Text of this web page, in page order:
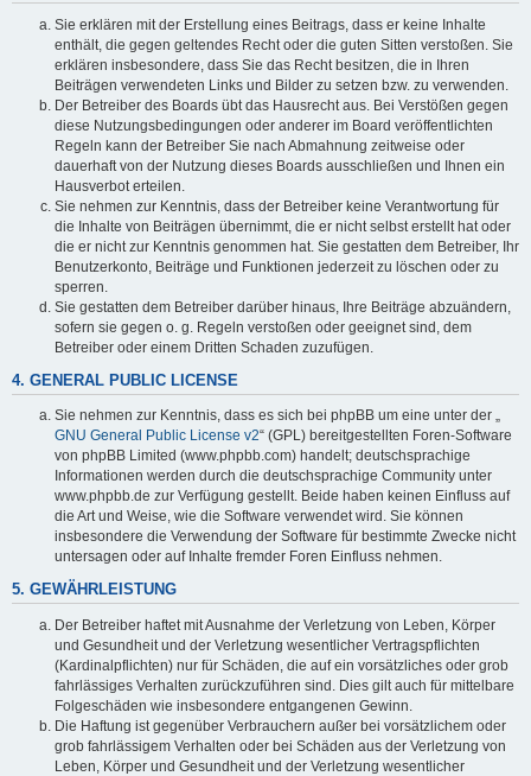
Sie erklären mit der Erstellung eines Beitrags, dass er keine Inhalte
enthält, die gegen geltendes Recht oder die guten Sitten verstoßen. Sie
erklären insbesondere, dass Sie das Recht besitzen, die in Ihren
Beiträgen verwendeten Links und Bilder zu setzen bzw. zu verwenden.
Der Betreiber des Boards übt das Hausrecht aus. Bei Verstößen gegen
diese Nutzungsbedingungen oder anderer im Board veröffentlichten
Regeln kann der Betreiber Sie nach Abmahnung zeitweise oder
dauerhaft von der Nutzung dieses Boards ausschließen und Ihnen ein
Hausverbot erteilen.
Sie nehmen zur Kenntnis, dass der Betreiber keine Verantwortung für
die Inhalte von Beiträgen übernimmt, die er nicht selbst erstellt hat oder
die er nicht zur Kenntnis genommen hat. Sie gestatten dem Betreiber, Ihr
Benutzerkonto, Beiträge und Funktionen jederzeit zu löschen oder zu
sperren.
Sie gestatten dem Betreiber darüber hinaus, Ihre Beiträge abzuändern,
sofern sie gegen o. g. Regeln verstoßen oder geeignet sind, dem
Betreiber oder einem Dritten Schaden zuzufügen.
4. GENERAL PUBLIC LICENSE
Sie nehmen zur Kenntnis, dass es sich bei phpBB um eine unter der „
GNU General Public License v2“ (GPL) bereitgestellten Foren-Software
von phpBB Limited (www.phpbb.com) handelt; deutschsprachige
Informationen werden durch die deutschsprachige Community unter
www.phpbb.de zur Verfügung gestellt. Beide haben keinen Einfluss auf
die Art und Weise, wie die Software verwendet wird. Sie können
insbesondere die Verwendung der Software für bestimmte Zwecke nicht
untersagen oder auf Inhalte fremder Foren Einfluss nehmen.
5. GEWÄHRLEISTUNG
Der Betreiber haftet mit Ausnahme der Verletzung von Leben, Körper
und Gesundheit und der Verletzung wesentlicher Vertragspflichten
(Kardinalpflichten) nur für Schäden, die auf ein vorsätzliches oder grob
fahrlässiges Verhalten zurückzuführen sind. Dies gilt auch für mittelbare
Folgeschäden wie insbesondere entgangenen Gewinn.
Die Haftung ist gegenüber Verbrauchern außer bei vorsätzlichem oder
grob fahrlässigem Verhalten oder bei Schäden aus der Verletzung von
Leben, Körper und Gesundheit und der Verletzung wesentlicher